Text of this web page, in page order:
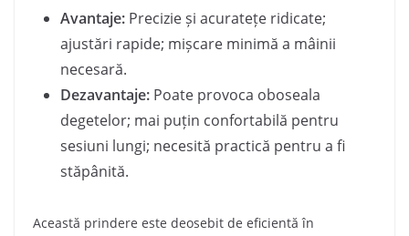
Avantaje: Precizie și acuratețe ridicate;
ajustări rapide; mișcare minimă a mâinii
necesară.
Dezavantaje: Poate provoca oboseala
degetelor; mai puțin confortabilă pentru
sesiuni lungi; necesită practică pentru a fi
stăpânită.
Această prindere este deosebit de eficientă în